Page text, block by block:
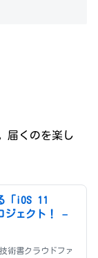
届くのを楽し
「iOS 11
ジェクト！ –
術書クラウドファ